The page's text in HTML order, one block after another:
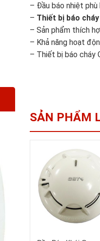
– Đầu báo nhiệt
– Thiết bị báo cháy
– Sản phẩm thích
– Khả năng hoạt
– Thiết bị báo cháy
SẢN PHẨM